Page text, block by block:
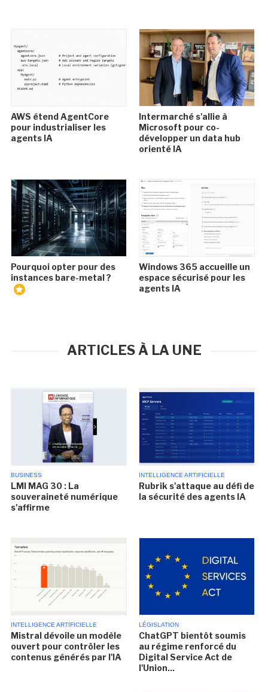
AWS étend AgentCore
pour industrialiser les
agents IA
Intermarché s'allie à
Microsoft pour co-
développer un data hub
orienté IA
Pourquoi opter pour des
instances bare-metal ?
Windows 365 accueille un
espace sécurisé pour les
agents IA
ARTICLES À LA UNE
BUSINESS
LMI MAG 30 : La
souveraineté numérique
s'affirme
INTELLIGENCE ARTIFICIELLE
Rubrik s'attaque au défi de
la sécurité des agents IA
INTELLIGENCE ARTIFICIELLE
Mistral dévoile un modèle
ouvert pour contrôler les
contenus générés par l'IA
LÉGISLATION
ChatGPT bientôt soumis
au régime renforcé du
Digital Service Act de
l'Union...